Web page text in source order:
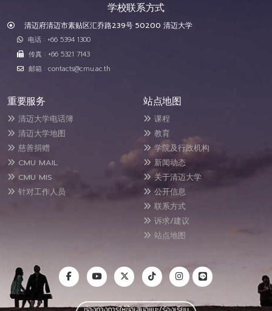
学校联系方式
清迈府清迈市素贴区汇乔路239号 50200 清迈大学
电话 : +66 5394 1300
传真 : +66 5321 7143
邮箱 : contacts@cmu.ac.th
重要服务
清迈大学电话簿
清迈大学地图
慈善捐赠
CMU MAIL
CMU MIS
针对工作人员
站点地图
课程
教育
学院及行政机构
新闻动态
关于清迈大学
公开信息
联系方式
诉求/建议
站点地图